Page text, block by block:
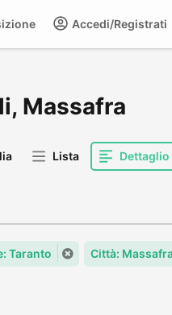
Accedi/Registrati
Massafra
Lista Dettaglio
Taranto Città: